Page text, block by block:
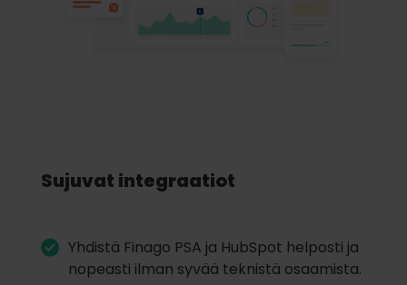
Sujuvat integraatiot
Yhdistä Finago PSA ja HubSpot helposti ja
nopeasti ilman syvää teknistä osaamista.